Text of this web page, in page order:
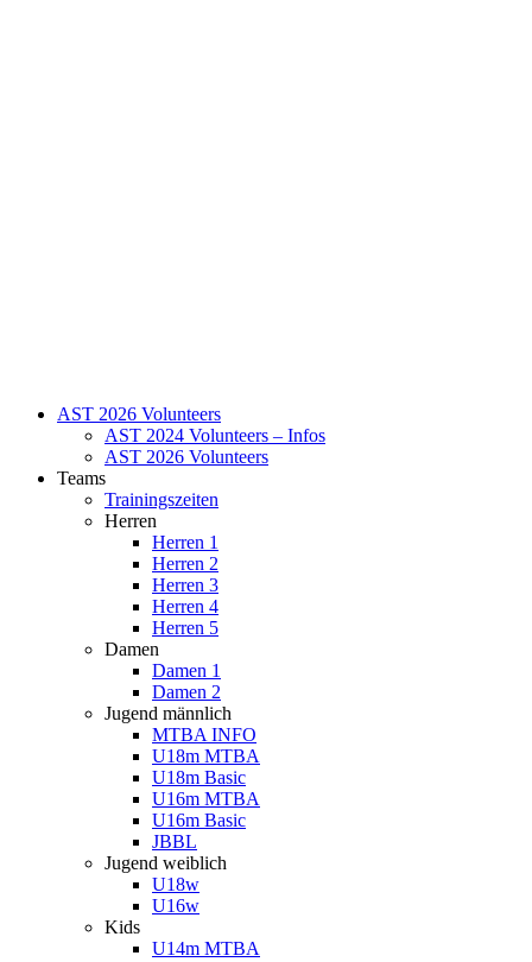
AST 2026 Volunteers
AST 2024 Volunteers – Infos
AST 2026 Volunteers
Teams
Trainingszeiten
Herren
Herren 1
Herren 2
Herren 3
Herren 4
Herren 5
Damen
Damen 1
Damen 2
Jugend männlich
MTBA INFO
U18m MTBA
U18m Basic
U16m MTBA
U16m Basic
JBBL
Jugend weiblich
U18w
U16w
Kids
U14m MTBA